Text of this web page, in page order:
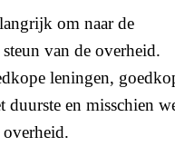
om naar de
van de overheid.
leningen,
duurste en misschien